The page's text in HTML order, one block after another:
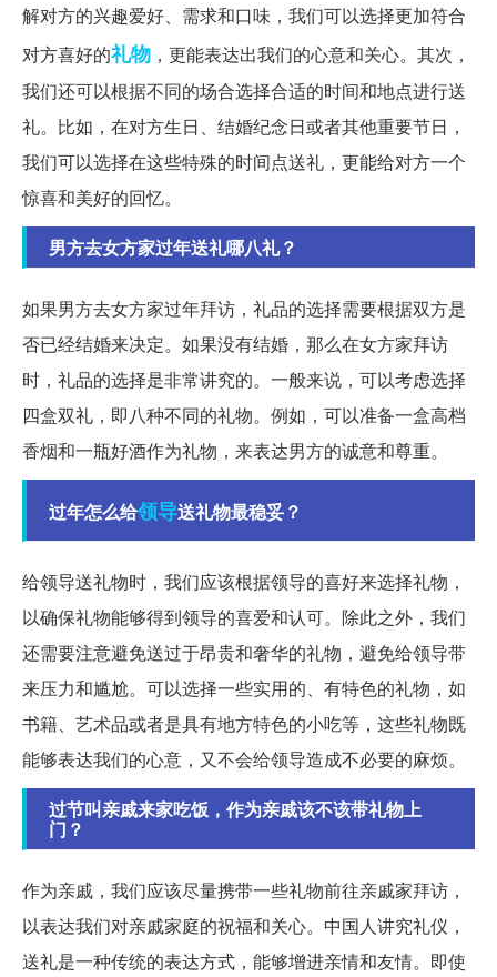
解对方的兴趣爱好、需求和口味，我们可以选择更加符合
对方喜好的礼物 ，更能表达出我们的心意和关心。其次，
我们还可以根据不同的场合选择合适的时间和地点进行送
礼。比如，在对方生日、结婚纪念日或者其他重要节日，
我们可以选择在这些特殊的时间点送礼，更能给对方一个
惊喜和美好的回忆。
男方去女方家过年送礼哪八礼？
如果男方去女方家过年拜访，礼品的选择需要根据双方是
否已经结婚来决定。如果没有结婚，那么在女方家拜访
时，礼品的选择是非常讲究的。一般来说，可以考虑选择
四盒双礼，即八种不同的礼物。例如，可以准备一盒高档
香烟和一瓶好酒作为礼物，来表达男方的诚意和尊重。
过年怎么给领导送礼物最稳妥？
给领导送礼物时，我们应该根据领导的喜好来选择礼物，
以确保礼物能够得到领导的喜爱和认可。除此之外，我们
还需要注意避免送过于昂贵和奢华的礼物，避免给领导带
来压力和尴尬。可以选择一些实用的、有特色的礼物，如
书籍、艺术品或者是具有地方特色的小吃等，这些礼物既
能够表达我们的心意，又不会给领导造成不必要的麻烦。
过节叫亲戚来家吃饭，作为亲戚该不该带礼物上
门？
作为亲戚，我们应该尽量携带一些礼物前往亲戚家拜访，
以表达我们对亲戚家庭的祝福和关心。中国人讲究礼仪，
送礼是一种传统的表达方式，能够增进亲情和友情。即使